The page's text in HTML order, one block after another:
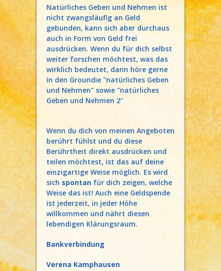
Natürliches Geben und Nehmen ist
nicht zwangsläufig an Geld
gebunden, kann sich aber durchaus
auch in Form von Geld frei
ausdrücken. Wenn du für dich selbst
weiter forschen möchtest, was das
wirklich bedeutet, dann höre gerne
in den Groundie "natürliches Geben
und Nehmen" sowie "natürliches
Geben und Nehmen 2"
Wenn du dich von meinen Angeboten
berührt fühlst und du diese
Berührtheit direkt ausdrücken und
teilen möchtest, ist das auf deine
einzigartige Weise möglich. Es wird
sich spontan für dich zeigen, welche
Weise das ist! Auch eine Geldspende
ist jederzeit, in jeder Höhe
willkommen und nährt diesen
lebendigen Klärungsraum.
Bankverbindung
Verena Kamphausen